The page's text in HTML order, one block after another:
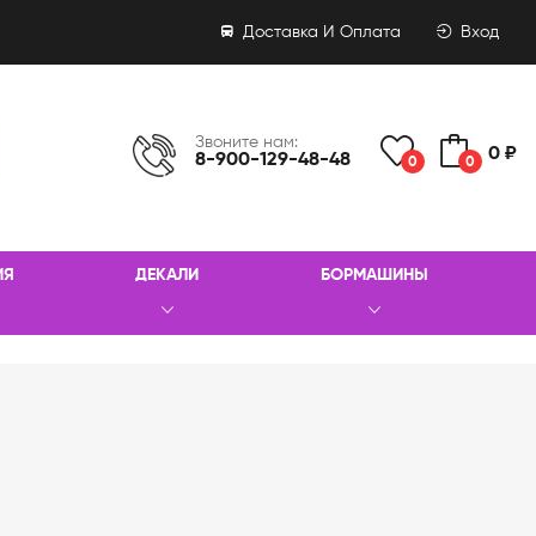
Доставка И Оплата Вход
Звоните нам:
8-900-129-48-48 0 0 0 ₽
ДЕКАЛИ БОРМАШИНЫ